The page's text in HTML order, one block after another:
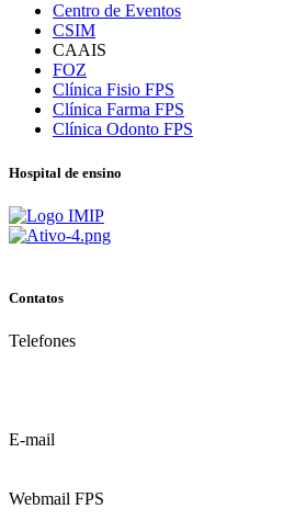
Centro de Eventos
CSIM
CAAIS
FOZ
Clínica Fisio FPS
Clínica Farma FPS
Clínica Odonto FPS
Hospital de ensino
Contatos
Telefones
E-mail
Webmail FPS